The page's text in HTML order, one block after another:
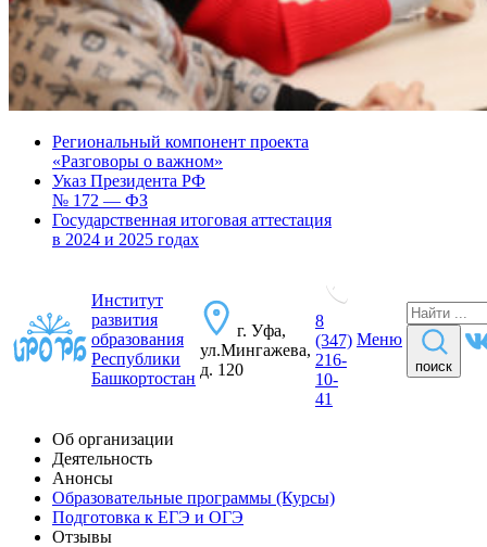
Региональный компонент проекта
«Разговоры о важном»
Указ Президента РФ
№ 172 — ФЗ
Государственная итоговая аттестация
в 2024 и 2025 годах
Институт
развития
образования
Республики
Башкортостан
г. Уфа,
ул.Мингажева,
д. 120
8
(347)
216-
10-
41
Меню
поиск
Об организации
Деятельность
Анонсы
Образовательные программы (Курсы)
Подготовка к ЕГЭ и ОГЭ
Отзывы